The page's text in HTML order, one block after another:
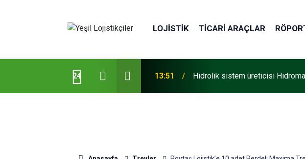
LOJISTIK TICARI ARAÇLAR
24
13:51
Hidrolik sistem üreticisi
13:33
C-GUARD’ı tanıttı